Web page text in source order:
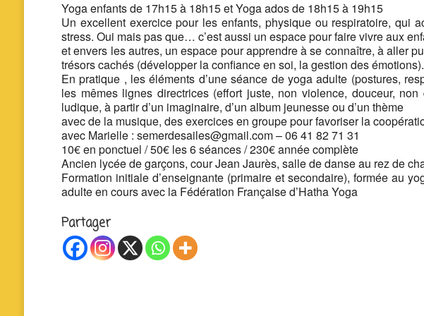
Yoga enfants de 17h15 à 18h15 et Yoga ados de 18h15 à 19h15
Un excellent exercice pour les enfants, physique ou respiratoire, qui
stress. Oui mais pas que… c’est aussi un espace pour faire vivre aux
et envers les autres, un espace pour apprendre à se connaître, à aller
trésors cachés (développer la confiance en soi, la gestion des émotions).
En pratique , les éléments d’une séance de yoga adulte (postures,
les mêmes lignes directrices (effort juste, non violence, douceur,
ludique, à partir d’un imaginaire, d’un album jeunesse ou d’un thème
avec de la musique, des exercices en groupe pour favoriser la
avec Marielle : semerdesailes@gmail.com – 06 41 82 71 31
10€ en ponctuel / 50€ les 6 séances / 230€ année complète
Ancien lycée de garçons, cour Jean Jaurès, salle de danse au rez de
Formation initiale d’enseignante (primaire et secondaire), formée au
adulte en cours avec la Fédération Française d’Hatha Yoga
Partager